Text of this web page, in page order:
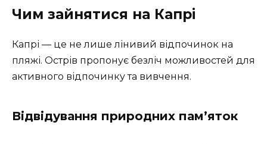
Чим зайнятися на Капрі
Капрі — це не лише лінивий відпочинок на
пляжі. Острів пропонує безліч можливостей для
активного відпочинку та вивчення.
Відвідування природних пам’яток